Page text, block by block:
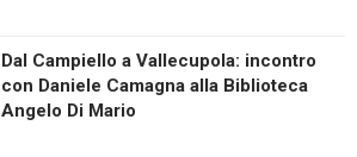
Dal Campiello a Vallecupola: incontro
con Daniele Camagna alla Biblioteca
Angelo Di Mario